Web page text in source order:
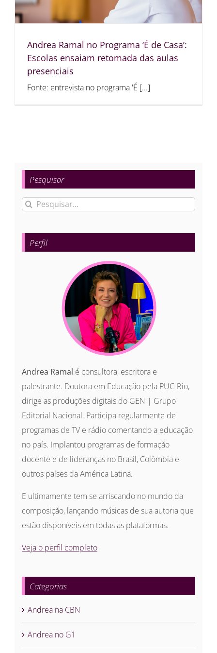
Andrea Ramal no Programa ‘É de Casa’:
Escolas ensaiam retomada das aulas
presenciais
Fonte: entrevista no programa 'É [...]
Pesquisar
Buscar
para:
Perfil
Andrea Ramal é consultora, escritora e
palestrante. Doutora em Educação pela PUC-Rio,
dirige as produções digitais do GEN | Grupo
Editorial Nacional. Participa regularmente de
programas de TV e rádio comentando a educação
no país. Implantou programas de formação
docente e de lideranças no Brasil, Colômbia e
outros países da América Latina.
E ultimamente tem se arriscando no mundo da
composição, lançando músicas de sua autoria que
estão disponíveis em todas as plataformas.
Veja o perfil completo
Categorias
Andrea na CBN
Andrea no G1